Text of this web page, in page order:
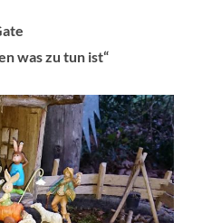
was zu tun ist“